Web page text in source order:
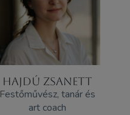
HAJDÚ ZSANETT
Festőművész, tanár és
art coach